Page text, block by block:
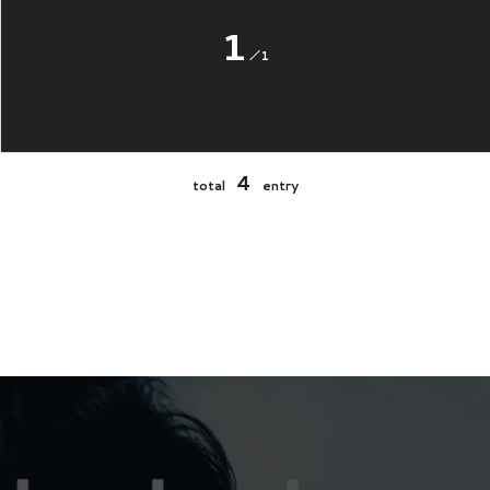
1 1
total 4 entry